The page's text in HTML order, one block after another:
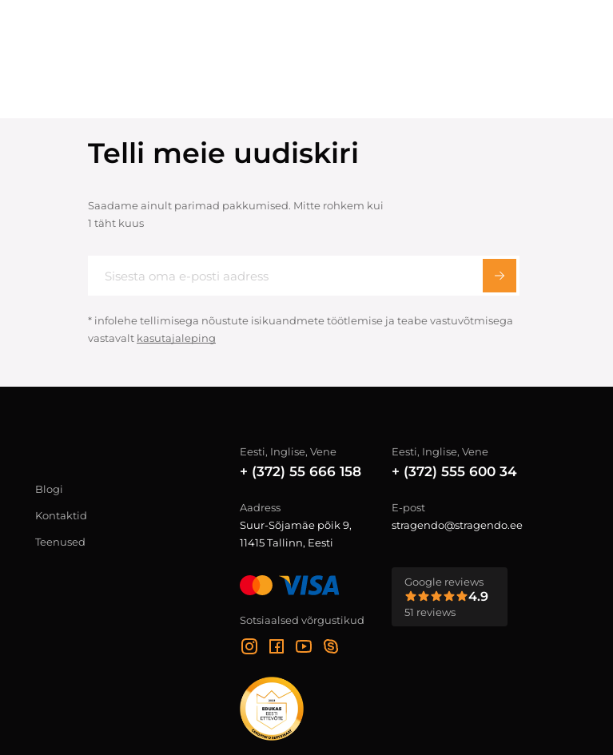
Telli meie uudiskiri
Saadame ainult parimad pakkumised. Mitte rohkem kui
1 täht kuus
* infolehe tellimisega nõustute isikuandmete töötlemise ja teabe vastuvõtmisega
vastavalt kasutajaleping
Blogi
Kontaktid
Teenused
Eesti, Inglise, Vene
+ (372) 55 666 158
Eesti, Inglise, Vene
+ (372) 555 600 34
Aadress
Suur-Sõjamäe põik 9,
11415 Tallinn, Eesti
E-post
stragendo@stragendo.ee
Sotsiaalsed võrgustikud
Google reviews
4.9
51 reviews